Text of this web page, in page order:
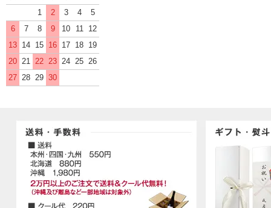
1
2 3 4
5
6
7 8 9 10 11
12
13 14 15 16 17 18 19
20 21 22 23 24 25 26
27 28 29 30